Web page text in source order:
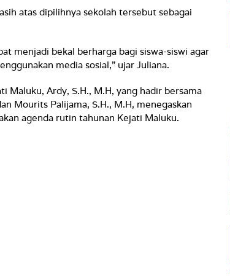
atas dipilihnya sekolah tersebut sebagai
menjadi bekal berharga bagi siswa-siswi agar
media sosial,” ujar Juliana.
Maluku, Ardy, S.H., M.H, yang hadir bersama
Mourits Palijama, S.H., M.H, menegaskan
agenda rutin tahunan Kejati Maluku.